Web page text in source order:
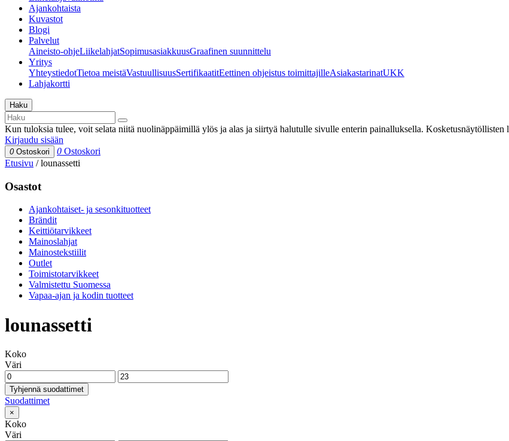
Ajankohtaista
Kuvastot
Blogi
Palvelut
Aineisto-ohjeLiikelahjatSopimusasiakkuusGraafinen suunnittelu
Yritys
YhteystiedotTietoa meistäVastuullisuusSertifikaatitEettinen ohjeistus toimittajilleAsiakastarinatUKK
Lahjakortti
Haku
Kun tuloksia tulee, voit selata niitä nuolinäppäimillä ylös ja alas ja siirtyä halutulle sivulle enterin painalluksella.
Kirjaudu sisään
0 Ostoskori 0 Ostoskori
Etusivu /lounassetti
Osastot
Ajankohtaiset- ja sesonkituotteet
Brändit
Keittiötarvikkeet
Mainoslahjat
Mainostekstiilit
Outlet
Toimistotarvikkeet
Valmistettu Suomessa
Vapaa-ajan ja kodin tuotteet
lounassetti
Koko
Väri
Tyhjennä suodattimet
Suodattimet
×
Koko
Väri